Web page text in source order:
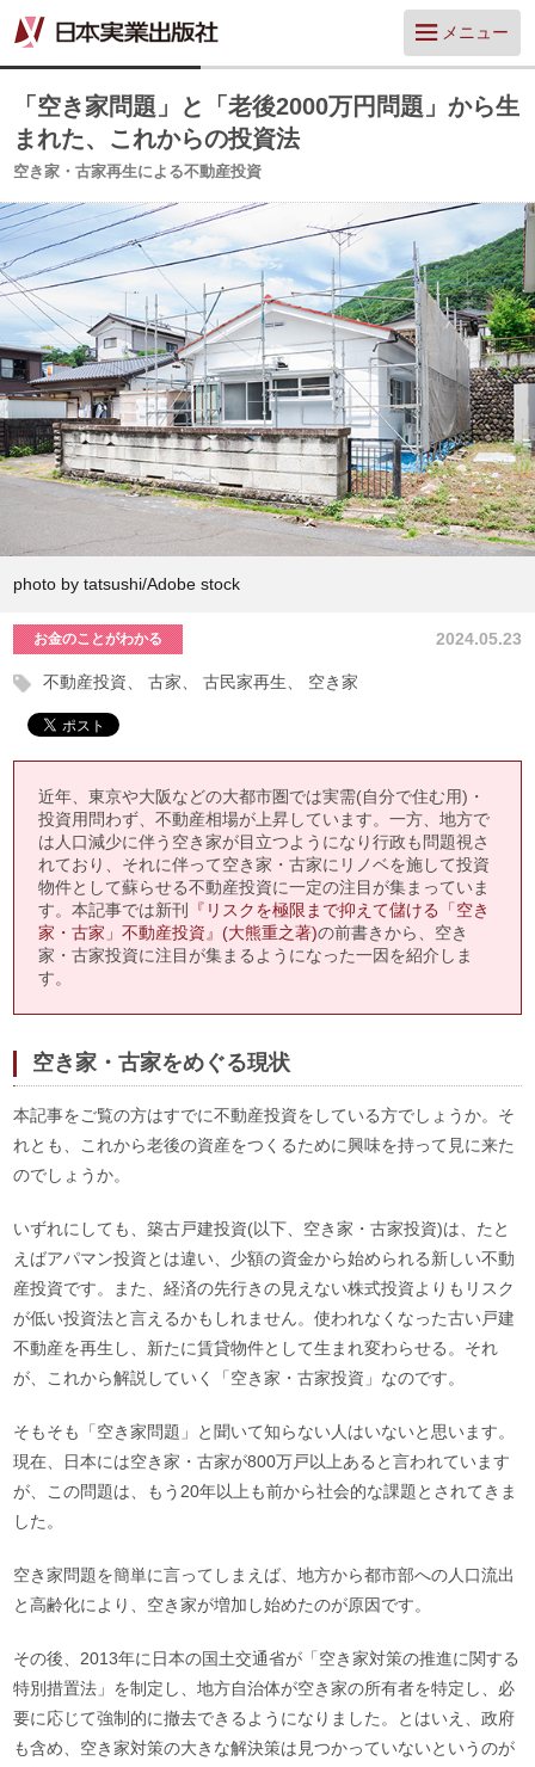
メニュー
「空き家問題」と「老後2000万円問題」から生
まれた、これからの投資法
空き家・古家再生による不動産投資
photo by tatsushi/Adobe stock
2024.05.23
お金のことがわかる
不動産投資 古家 古民家再生 空き家
近年、東京や大阪などの大都市圏では実需(自分で住む用)・
投資用問わず、不動産相場が上昇しています。一方、地方で
は人口減少に伴う空き家が目立つようになり行政も問題視さ
れており、それに伴って空き家・古家にリノベを施して投資
物件として蘇らせる不動産投資に一定の注目が集まっていま
す。本記事では新刊
『リスクを極限まで抑えて儲ける「空き
家・古家」不動産投資』(大熊重之著)の前書きから、空き
家・古家投資に注目が集まるようになった一因を紹介しま
す。
空き家・古家をめぐる現状
本記事をご覧の方はすでに不動産投資をしている方でしょうか。そ
れとも、これから老後の資産をつくるために興味を持って見に来た
のでしょうか。
いずれにしても、築古戸建投資(以下、空き家・古家投資)は、たと
えばアパマン投資とは違い、少額の資金から始められる新しい不動
産投資です。また、経済の先行きの見えない株式投資よりもリスク
が低い投資法と言えるかもしれません。使われなくなった古い戸建
不動産を再生し、新たに賃貸物件として生まれ変わらせる。それ
が、これから解説していく「空き家・古家投資」なのです。
そもそも「空き家問題」と聞いて知らない人はいないと思います。
現在、日本には空き家・古家が800万戸以上あると言われています
が、この問題は、もう20年以上も前から社会的な課題とされてきま
した。
空き家問題を簡単に言ってしまえば、地方から都市部への人口流出
と高齢化により、空き家が増加し始めたのが原因です。
その後、2013年に日本の国土交通省が「空き家対策の推進に関する
特別措置法」を制定し、地方自治体が空き家の所有者を特定し、必
要に応じて強制的に撤去できるようになりました。とはいえ、政府
も含め、空き家対策の大きな解決策は見つかっていないというのが